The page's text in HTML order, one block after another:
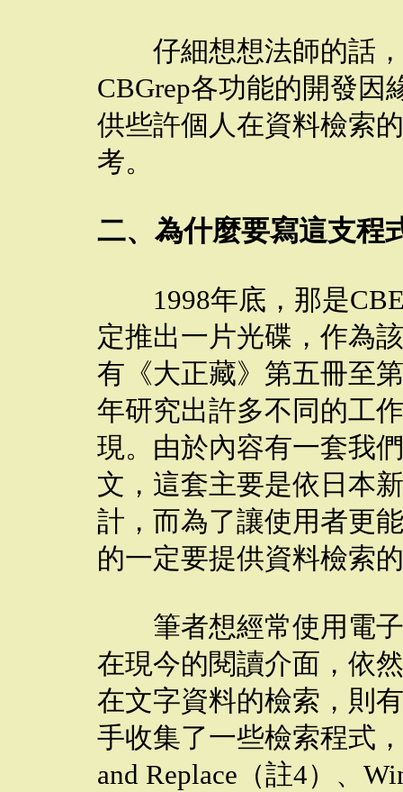
仔細想想法師的話，
CBGrep各功能的開發因
供些許個人在資料檢索
考。
二、為什麼要寫這支程
1998年底，那是
定推出一片光碟，作為
有《大正藏》第五冊至
年研究出許多不同的工
現。由於內容有一套我
文，這套主要是依日本
計，而為了讓使用者更
的一定要提供資料檢索
筆者想經常使用電子
在現今的閱讀介面，依
在文字資料的檢索，則
手收集了一些檢索程式
and Replace（註4）、